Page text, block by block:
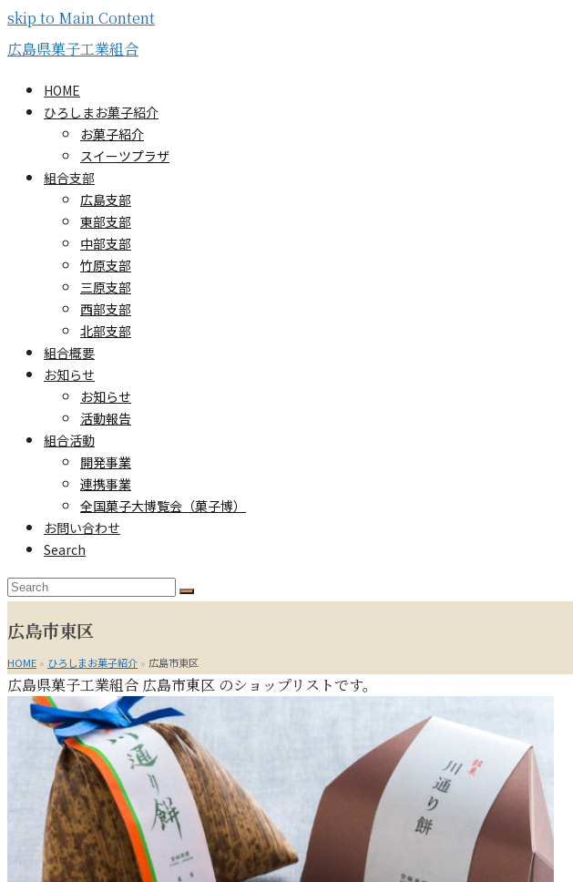
skip to Main Content
広島県菓子工業組合
HOME
ひろしまお菓子紹介
お菓子紹介
スイーツプラザ
組合支部
広島支部
東部支部
中部支部
竹原支部
三原支部
西部支部
北部支部
組合概要
お知らせ
お知らせ
活動報告
組合活動
開発事業
連携事業
全国菓子大博覧会（菓子博）
お問い合わせ
Search
Search
Submit
広島市東区
HOME » ひろしまお菓子紹介 » 広島市東区
広島県菓子工業組合 広島市東区 のショップリストです。